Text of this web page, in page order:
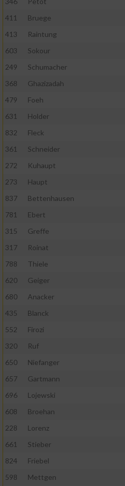
411
Bruege
413
Raintung
603
Sokour
249
Schumacher
368
Ghazizadah
479
Foeh
631
Holder
832
Fleck
361
Schneider
272
Kuhaupt
273
Haupt
837
Bettenhausen
781
Ebert
315
Greffe
317
Roinat
788
Thiele
620
Geiger
680
Anacker
435
Blanck
552
Firozi
320
Ruf
650
Niefanger
657
Gartmann
696
Lojewski
608
Broehan
228
Lorenz
661
Stieber
824
Friebel
598
Mettgen